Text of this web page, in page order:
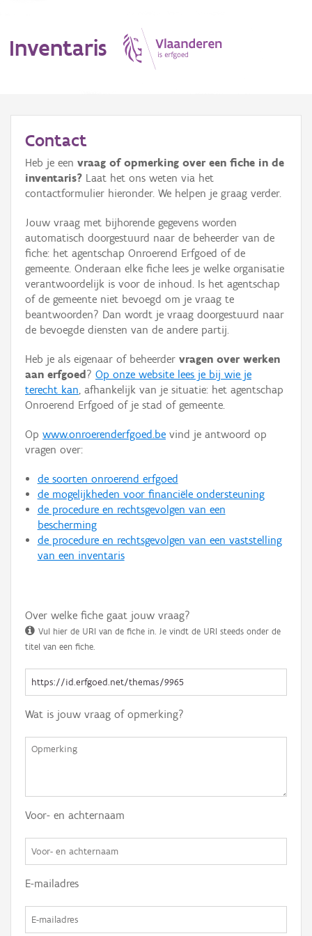
Inventaris
Erfgoedobject
Aanduidingsobject
Waarneming
Thema
Gebeurtenis
Persoon of collectief
Hergebruik
Aanmelden
Contact
Heb je een vraag of opmerking over een fiche in de
inventaris? Laat het ons weten via het
contactformulier hieronder. We helpen je graag verder.
Jouw vraag met bijhorende gegevens worden
automatisch doorgestuurd naar de beheerder van de
fiche: het agentschap Onroerend Erfgoed of de
gemeente. Onderaan elke fiche lees je welke organisatie
verantwoordelijk is voor de inhoud. Is het agentschap
of de gemeente niet bevoegd om je vraag te
beantwoorden? Dan wordt je vraag doorgestuurd naar
de bevoegde diensten van de andere partij.
Heb je als eigenaar of beheerder vragen over werken
aan erfgoed ? Op onze website lees je bij wie je
terecht kan, afhankelijk van je situatie: het agentschap
Onroerend Erfgoed of je stad of gemeente.
Op www.onroerenderfgoed.be vind je antwoord op
vragen over:
de soorten onroerend erfgoed
de mogelijkheden voor financiële ondersteuning
de procedure en rechtsgevolgen van een
bescherming
de procedure en rechtsgevolgen van een vaststelling
van een inventaris
Over welke fiche gaat jouw vraag?
Vul hier de URI van de fiche in. Je vindt de URI steeds onder de
titel van een fiche.
Wat is jouw vraag of opmerking?
Voor- en achternaam
E-mailadres